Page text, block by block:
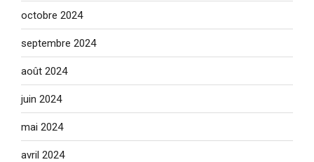
octobre 2024
septembre 2024
août 2024
juin 2024
mai 2024
avril 2024